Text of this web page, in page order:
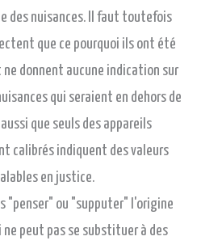
des nuisances. Il faut toutefois
que ce pourquoi ils ont été
ne donnent aucune indication sur
qui seraient en dehors de
que seuls des appareils
calibrés indiquent des valeurs
en justice.
"penser" ou "supputer" l'origine
peut pas se substituer à des